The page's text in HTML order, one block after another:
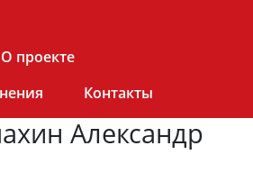
О проекте
Контакты
Александр